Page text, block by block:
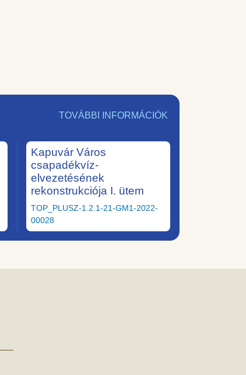
TOVÁBBI INFORMÁCIÓK
Kapuvár Város
csapadékvíz-
elvezetésének
rekonstrukciója I. ütem
TOP_PLUSZ-1.2.1-21-GM1-2022-
00028